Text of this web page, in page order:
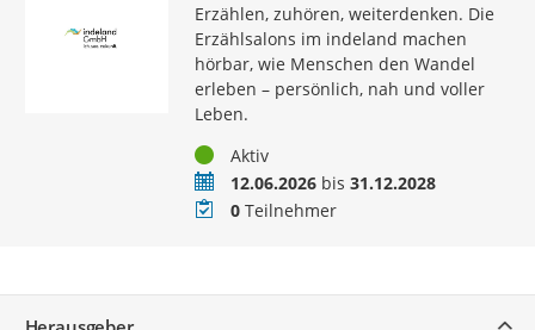
Erzählen, zuhören, weiterdenken. Die
Erzählsalons im indeland machen
hörbar, wie Menschen den Wandel
erleben – persönlich, nah und voller
Leben.
StatusAktiv
Zeitraum12.06.2026bis 31.12.2028
Teilnehmer
0Teilnehmer